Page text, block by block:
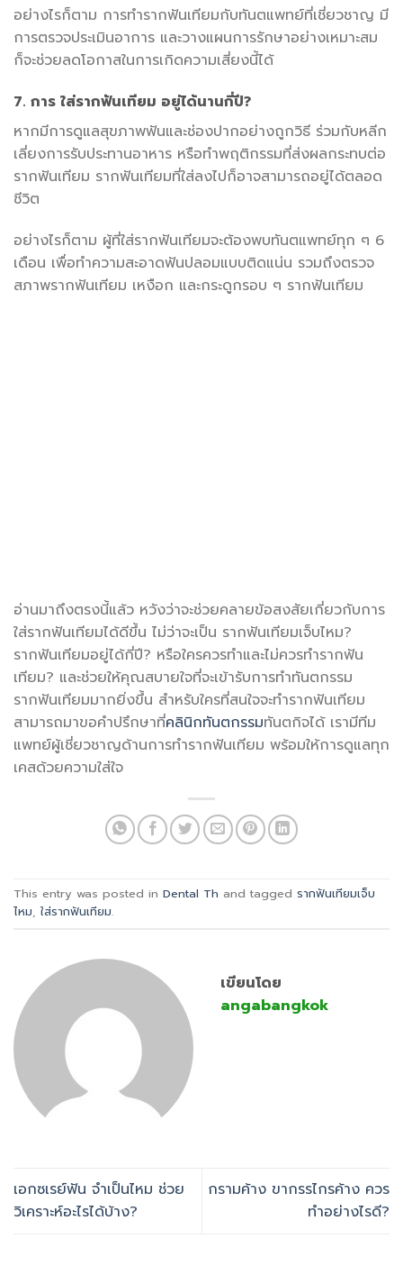
อย่างไรก็ตาม การทำรากฟันเทียมกับทันตแพทย์ที่เชี่ยวชาญ มี
การตรวจประเมินอาการ และวางแผนการรักษาอย่างเหมาะสม
ก็จะช่วยลดโอกาสในการเกิดความเสี่ยงนี้ได้
7. การ ใส่รากฟันเทียม อยู่ได้นานกี่ปี?
หากมีการดูแลสุขภาพฟันและช่องปากอย่างถูกวิธี ร่วมกับหลีก
เลี่ยงการรับประทานอาหาร หรือทำพฤติกรรมที่ส่งผลกระทบต่อ
รากฟันเทียม รากฟันเทียมที่ใส่ลงไปก็อาจสามารถอยู่ได้ตลอด
ชีวิต
อย่างไรก็ตาม ผู้ที่ใส่รากฟันเทียมจะต้องพบทันตแพทย์ทุก ๆ 6
เดือน เพื่อทำความสะอาดฟันปลอมแบบติดแน่น รวมถึงตรวจ
สภาพรากฟันเทียม เหงือก และกระดูกรอบ ๆ รากฟันเทียม
อ่านมาถึงตรงนี้แล้ว หวังว่าจะช่วยคลายข้อสงสัยเกี่ยวกับการ
ใส่รากฟันเทียมได้ดีขึ้น ไม่ว่าจะเป็น รากฟันเทียมเจ็บไหม?
รากฟันเทียมอยู่ได้กี่ปี? หรือใครควรทำและไม่ควรทำรากฟัน
เทียม? และช่วยให้คุณสบายใจที่จะเข้ารับการทำทันตกรรม
รากฟันเทียมมากยิ่งขึ้น สำหรับใครที่สนใจจะทำรากฟันเทียม
สามารถมาขอคำปรึกษาที่คลินิกทันตกรรมทันตกิจได้ เรามีทีม
แพทย์ผู้เชี่ยวชาญด้านการทำรากฟันเทียม พร้อมให้การดูแลทุก
เคสด้วยความใส่ใจ
This entry was posted in Dental Th and tagged รากฟันเทียมเจ็บ
ไหม,ใส่รากฟันเทียม.
เขียนโดย
angabangkok
เอกซเรย์ฟัน จำเป็นไหม ช่วย
วิเคราะห์อะไรได้บ้าง?
กรามค้าง ขากรรไกรค้าง ควร
ทำอย่างไรดี?